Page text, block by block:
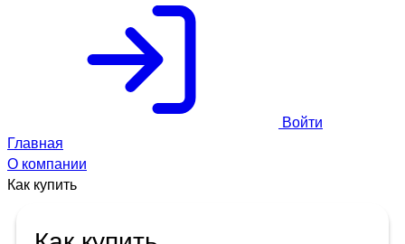
Войти
Главная
О компании
Как купить